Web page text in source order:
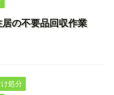
の不要品回収作業
処分